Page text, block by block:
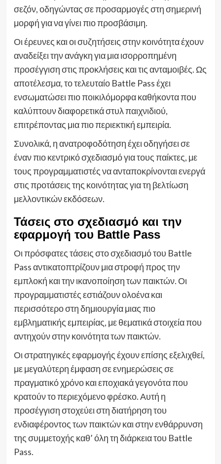
σεζόν, οδηγώντας σε προσαρμογές στη σημερινή
μορφή για να γίνει πιο προσβάσιμη.
Οι έρευνες και οι συζητήσεις στην κοινότητα έχουν
αναδείξει την ανάγκη για μια ισορροπημένη
προσέγγιση στις προκλήσεις και τις ανταμοιβές. Ως
αποτέλεσμα, το τελευταίο Battle Pass έχει
ενσωματώσει πιο ποικιλόμορφα καθήκοντα που
καλύπτουν διαφορετικά στυλ παιχνιδιού,
επιτρέποντας μια πιο περιεκτική εμπειρία.
Συνολικά, η ανατροφοδότηση έχει οδηγήσει σε
έναν πιο κεντρικό σχεδιασμό για τους παίκτες, με
τους προγραμματιστές να ανταποκρίνονται ενεργά
στις προτάσεις της κοινότητας για τη βελτίωση
μελλοντικών εκδόσεων.
Τάσεις στο σχεδιασμό και την
εφαρμογή του Battle Pass
Οι πρόσφατες τάσεις στο σχεδιασμό του Battle
Pass αντικατοπτρίζουν μια στροφή προς την
εμπλοκή και την ικανοποίηση των παικτών. Οι
προγραμματιστές εστιάζουν ολοένα και
περισσότερο στη δημιουργία μιας πιο
εμβληματικής εμπειρίας, με θεματικά στοιχεία που
αντηχούν στην κοινότητα των παικτών.
Οι στρατηγικές εφαρμογής έχουν επίσης εξελιχθεί,
με μεγαλύτερη έμφαση σε ενημερώσεις σε
πραγματικό χρόνο και εποχιακά γεγονότα που
κρατούν το περιεχόμενο φρέσκο. Αυτή η
προσέγγιση στοχεύει στη διατήρηση του
ενδιαφέροντος των παικτών και στην ενθάρρυνση
της συμμετοχής καθ’ όλη τη διάρκεια του Battle
Pass.